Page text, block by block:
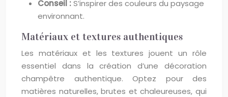
Conseil :S’inspirer des couleurs du paysage
environnant.
Matériaux et textures authentiques
Les matériaux et les textures jouent un rôle
essentiel dans la création d’une décoration
champêtre authentique. Optez pour des
matières naturelles, brutes et chaleureuses, qui